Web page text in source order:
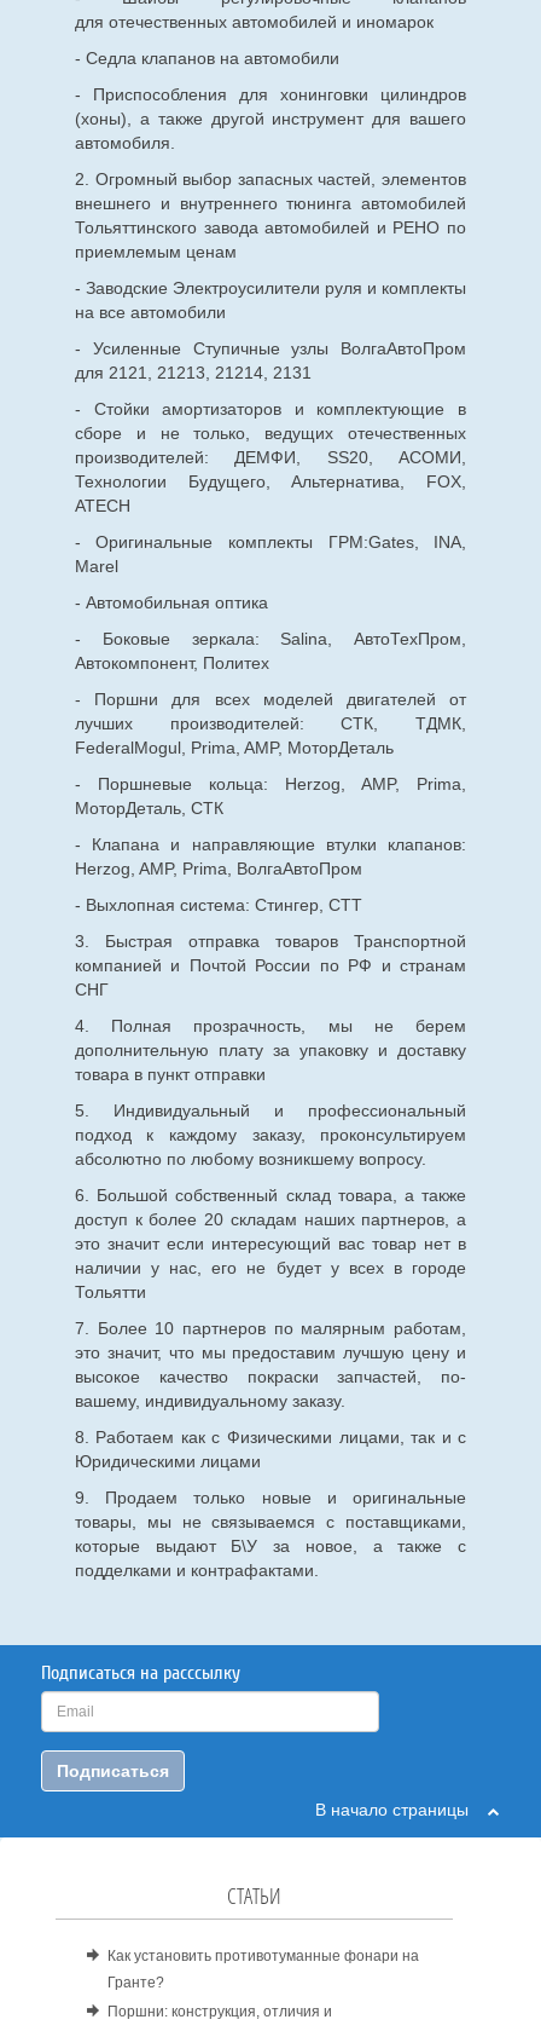
для отечественныхавтомобилей и иномарок
- Седла клапанов на автомобили
- Приспособления для хонинговки цилиндров
(хоны), а также другой инструмент для вашего
автомобиля.
2. Огромный выбор запасных частей, элементов
внешнего и внутреннего тюнинга автомобилей
Тольяттинского завода автомобилей и РЕНО по
приемлемым ценам
- Заводские Электроусилители руля и комплекты
на все автомобили
- Усиленные Ступичные узлы ВолгаАвтоПром
для 2121, 21213, 21214, 2131
- Стойки амортизаторов и комплектующие в
сборе и не только, ведущих отечественных
производителей: ДЕМФИ, SS20, АСОМИ,
Технологии Будущего, Альтернатива, FOX,
ATECH
- Оригинальные комплекты ГРМ:Gates, INA,
Marel
- Автомобильная оптика
- Боковые зеркала: Salina, АвтоТехПром,
Автокомпонент, Политех
- Поршни для всех моделей двигателей от
лучших производителей: СТК, ТДМК,
FederalMogul, Prima, AMP, МоторДеталь
- Поршневые кольца: Herzog, AMP, Prima,
МоторДеталь, СТК
- Клапана и направляющие втулки клапанов:
Herzog, AMP, Prima, ВолгаАвтоПром
- Выхлопная система: Стингер, СТТ
3. Быстрая отправка товаров Транспортной
компанией и Почтой России по РФ и странам
СНГ
4. Полная прозрачность, мы не берем
дополнительную плату за упаковку и доставку
товара в пункт отправки
5. Индивидуальный и профессиональный
подход к каждому заказу, проконсультируем
абсолютно по любому возникшему вопросу.
6. Большой собственный склад товара, а также
доступ к более 20 складам наших партнеров, а
это значит если интересующий вас товар нет в
наличии у нас, его не будет у всех в городе
Тольятти
7. Более 10 партнеров по малярным работам,
это значит, что мы предоставим лучшую цену и
высокое качество покраски запчастей, по-
вашему, индивидуальному заказу.
8. Работаем как с Физическими лицами, так и с
Юридическими лицами
9. Продаем только новые и оригинальные
товары, мы не связываемся с поставщиками,
которые выдают Б\У за новое, а также с
подделками и контрафактами.
Подписаться на расссылку
Подписаться
В начало страницы
СТАТЬИ
Как установить противотуманные фонари на
Гранте?
Поршни: конструкция, отличия и